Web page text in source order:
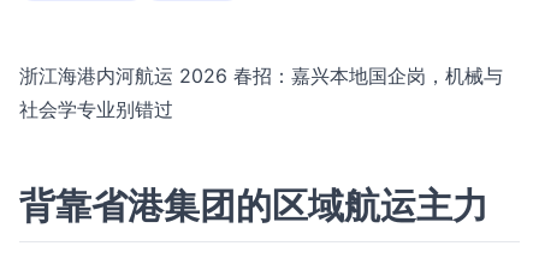
浙江海港内河航运 2026 春招：嘉兴本地国企岗，机械与
社会学专业别错过
背靠省港集团的区域航运主力